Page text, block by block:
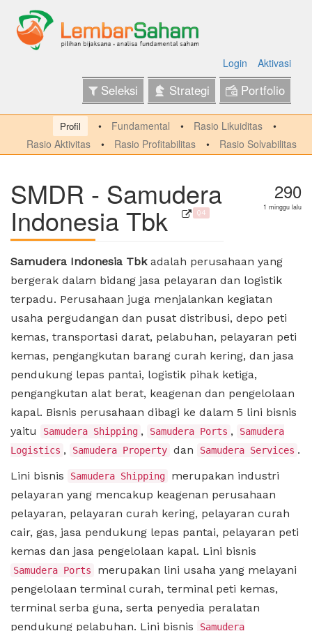
Login Aktivasi
Seleksi Strategi Portfolio
Profil Fundamental
Rasio Likuiditas
Rasio Aktivitas
Rasio Profitabilitas Rasio Solvabilitas
SMDR - Samudera
Indonesia Tbk Q4
290
1 minggu lalu
Samudera Indonesia Tbkadalah perusahaan yang
bergerak dalam bidang jasa pelayaran dan logistik
terpadu. Perusahaan juga menjalankan kegiatan
usaha pergudangan dan pusat distribusi, depo peti
kemas, transportasi darat, pelabuhan, pelayaran peti
kemas, pengangkutan barang curah kering, dan jasa
pendukung lepas pantai, logistik pihak ketiga,
pengangkutan alat berat, keagenan dan pengelolaan
kapal. Bisnis perusahaan dibagi ke dalam 5 lini bisnis
yaitu
Samudera Shipping , Samudera Ports ,
Samudera
Logistics , Samudera Property dan Samudera Services .
Lini bisnis
Samudera Shipping
merupakan industri
pelayaran yang mencakup keagenan perusahaan
pelayaran, pelayaran curah kering, pelayaran curah
cair, gas, jasa pendukung lepas pantai, pelayaran peti
kemas dan jasa pengelolaan kapal. Lini bisnis
Samudera Ports
merupakan lini usaha yang melayani
pengelolaan terminal curah, terminal peti kemas,
terminal serba guna, serta penyedia peralatan
pendukung pelabuhan. Lini bisnis
Samudera